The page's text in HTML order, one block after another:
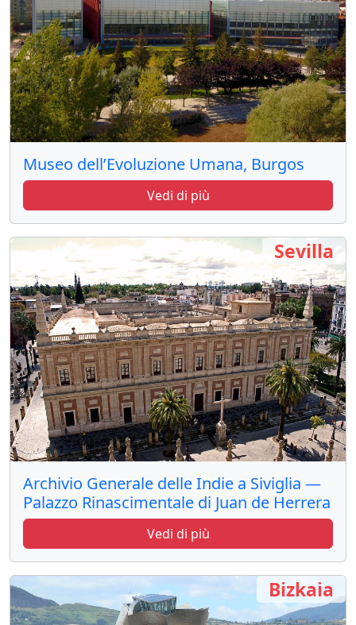
Museo dell’Evoluzione Umana, Burgos
Vedi di più
Archivio Generale delle Indie a Siviglia —
Palazzo Rinascimentale di Juan de Herrera
Vedi di più
Sevilla
Bizkaia